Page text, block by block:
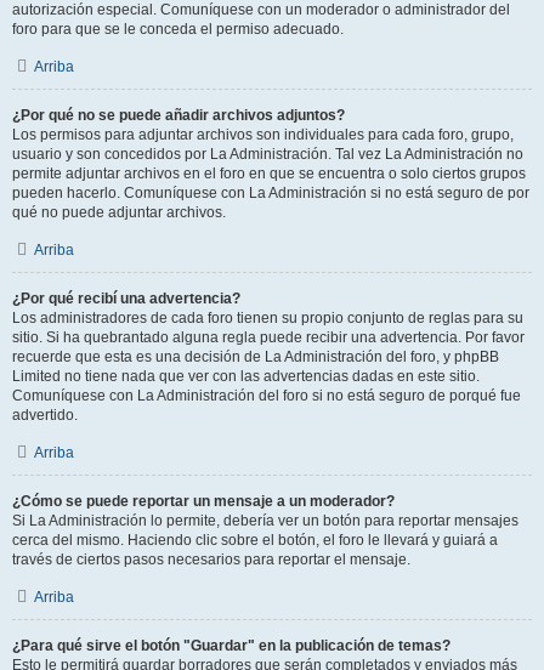
autorización especial. Comuníquese con un moderador o administrador del
foro para que se le conceda el permiso adecuado.
Arriba
¿Por qué no se puede añadir archivos adjuntos?
Los permisos para adjuntar archivos son individuales para cada foro, grupo,
usuario y son concedidos por La Administración. Tal vez La Administración no
permite adjuntar archivos en el foro en que se encuentra o solo ciertos grupos
pueden hacerlo. Comuníquese con La Administración si no está seguro de por
qué no puede adjuntar archivos.
Arriba
¿Por qué recibí una advertencia?
Los administradores de cada foro tienen su propio conjunto de reglas para su
sitio. Si ha quebrantado alguna regla puede recibir una advertencia. Por favor
recuerde que esta es una decisión de La Administración del foro, y phpBB
Limited no tiene nada que ver con las advertencias dadas en este sitio.
Comuníquese con La Administración del foro si no está seguro de porqué fue
advertido.
Arriba
¿Cómo se puede reportar un mensaje a un moderador?
Si La Administración lo permite, debería ver un botón para reportar mensajes
cerca del mismo. Haciendo clic sobre el botón, el foro le llevará y guiará a
través de ciertos pasos necesarios para reportar el mensaje.
Arriba
¿Para qué sirve el botón "Guardar" en la publicación de temas?
Esto le permitirá guardar borradores que serán completados y enviados más